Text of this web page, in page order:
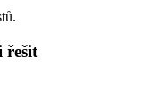
řešit